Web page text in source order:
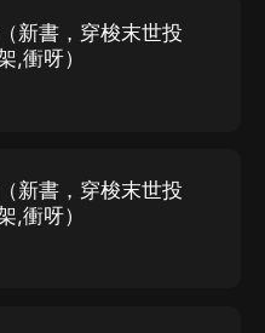
新書，穿梭末世投
,衝呀）
新書，穿梭末世投
,衝呀）